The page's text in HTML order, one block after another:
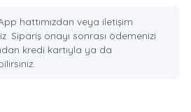
hattımızdan veya iletişim
Sipariş onayı sonrası ödemenizi
kredi kartıyla ya da